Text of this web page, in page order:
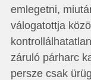
emlegetni,
válogatottja
záruló párharc
persze csak